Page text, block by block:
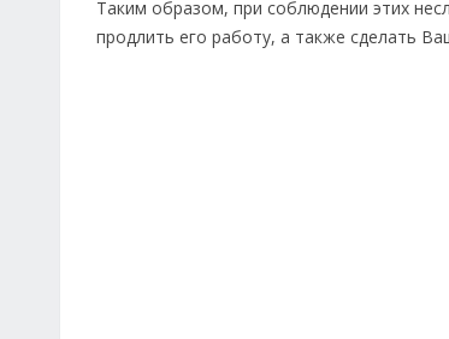
Таким образом, при соблюдении этих
продлить его работу, а также сделать